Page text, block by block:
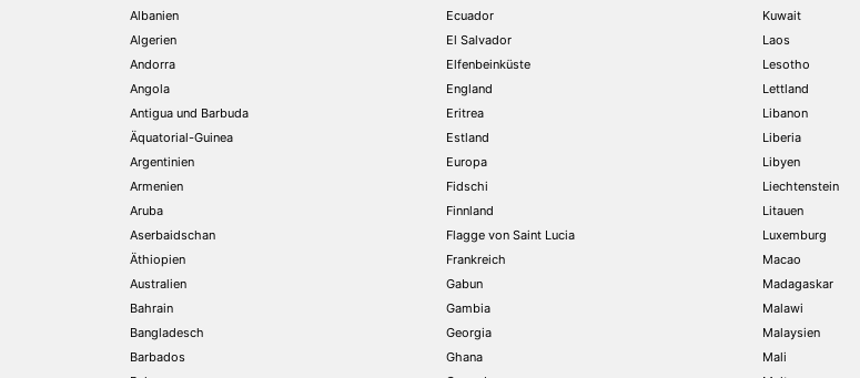
Albanien
Algerien
Andorra
Angola
Antigua und Barbuda
Äquatorial-Guinea
Argentinien
Armenien
Aruba
Aserbaidschan
Äthiopien
Australien
Bahrain
Bangladesch
Barbados
Ecuador
El Salvador
Elfenbeinküste
England
Eritrea
Estland
Europa
Fidschi
Finnland
Flagge von Saint Lucia
Frankreich
Gabun
Gambia
Georgia
Ghana
Kuwait
Laos
Lesotho
Lettland
Libanon
Liberia
Libyen
Liechtenstein
Litauen
Luxemburg
Macao
Madagaskar
Malawi
Malaysien
Mali